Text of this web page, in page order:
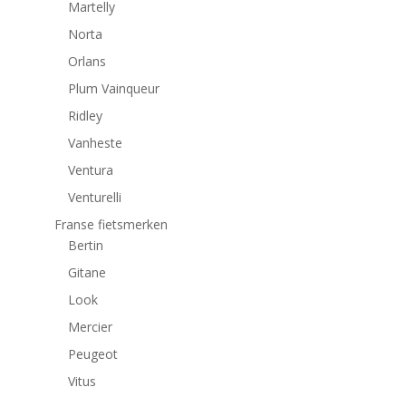
Martelly
Norta
Orlans
Plum Vainqueur
Ridley
Vanheste
Ventura
Venturelli
Franse fietsmerken
Bertin
Gitane
Look
Mercier
Peugeot
Vitus